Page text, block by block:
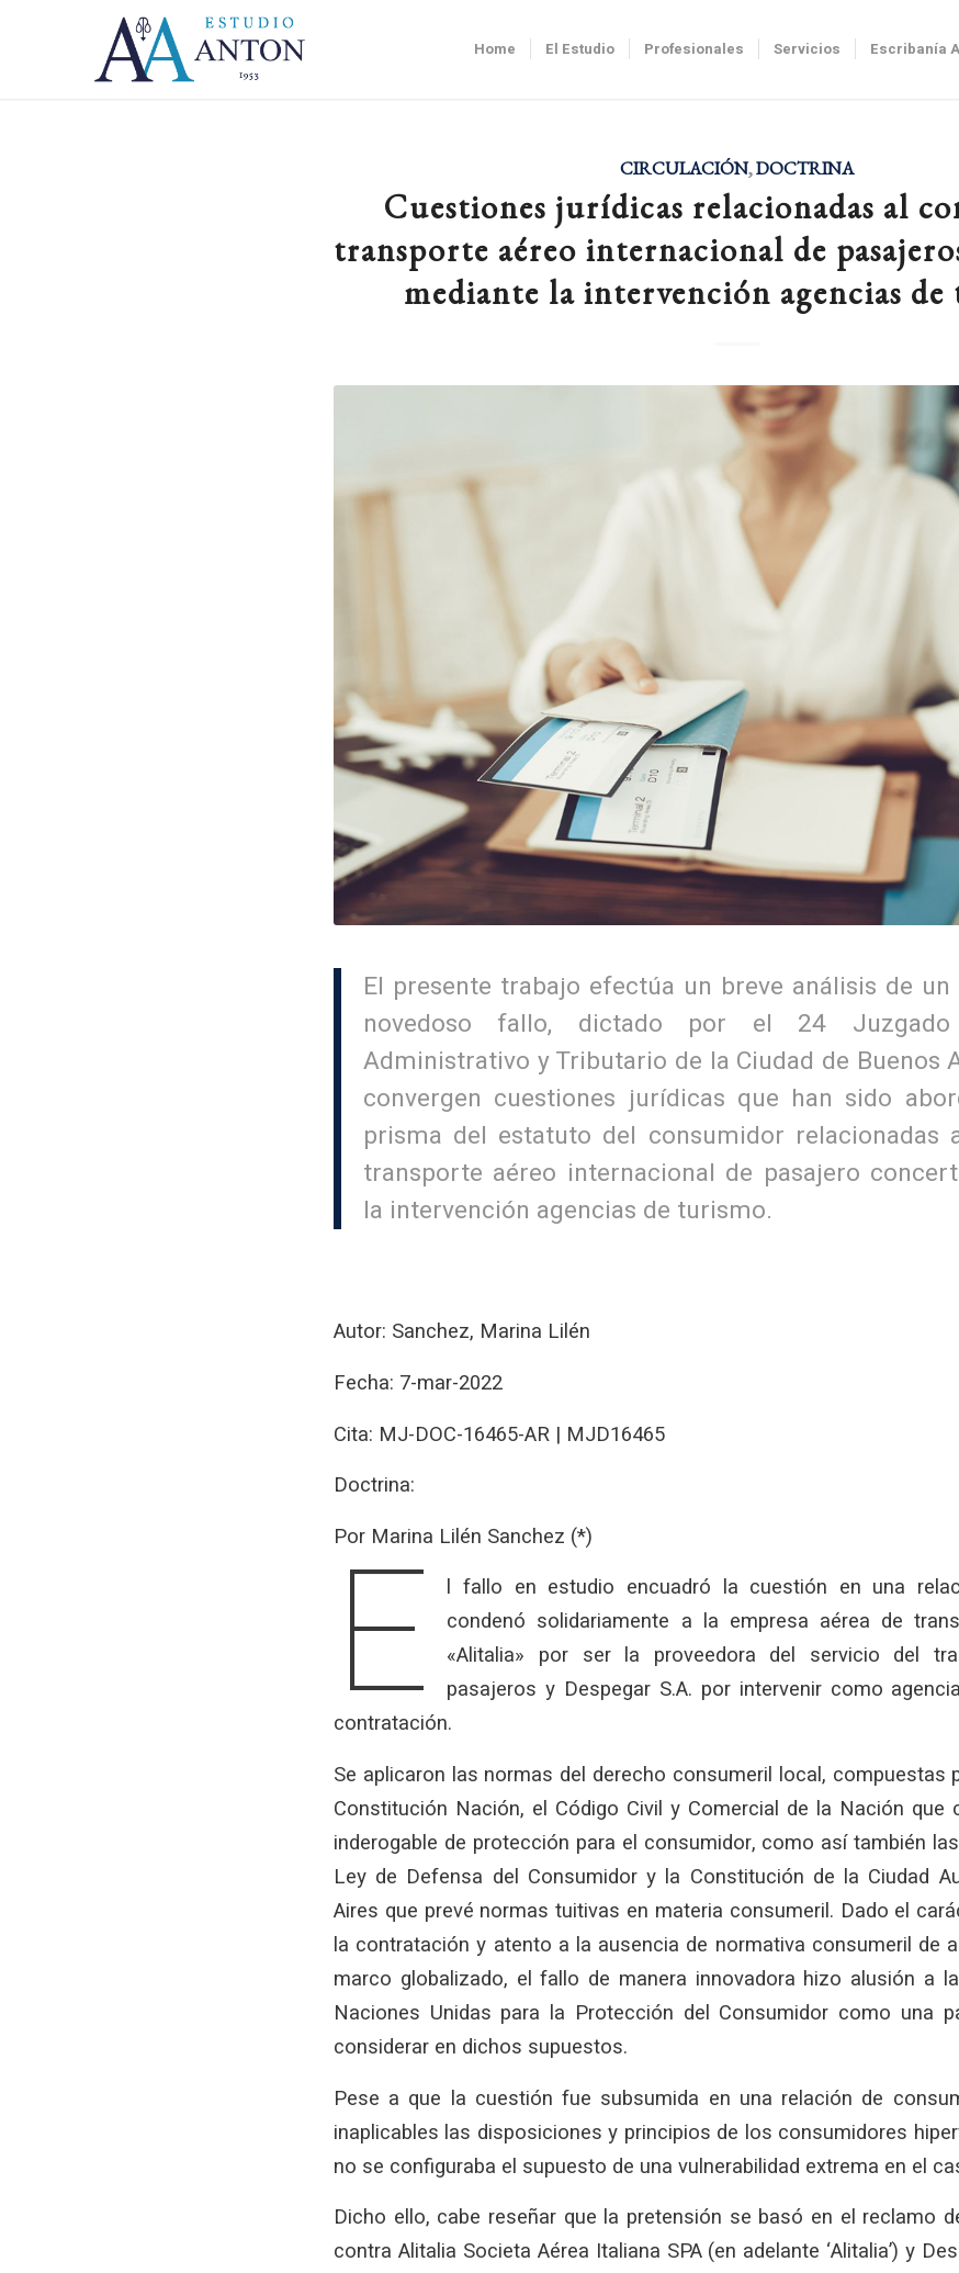
Home El Estudio Profesionales Servicios Escribanía
CIRCULACIÓN,DOCTRINA
Cuestiones jurídicas relacionadas al
transporte aéreo internacional de
mediante la intervención agencias
El presente trabajo efectúa un breve análisis de
novedoso fallo, dictado por el 24 Juzgado
Administrativo y Tributario de la Ciudad de Buenos
convergen cuestiones jurídicas que han sido
prisma del estatuto del consumidor relacionadas
transporte aéreo internacional de pasajero
la intervención agencias de turismo.
Autor: Sanchez, Marina Lilén
Fecha: 7-mar-2022
Cita: MJ-DOC-16465-AR | MJD16465
Doctrina:
Por Marina Lilén Sanchez (*)
E
l fallo en estudio encuadró la cuestión en una
condenó solidariamente a la empresa aérea de
«Alitalia» por ser la proveedora del servicio del
pasajeros y Despegar S.A. por intervenir como
contratación.
Se aplicaron las normas del derecho consumeril local, compuestas
Constitución Nación, el Código Civil y Comercial de la Nación que
inderogable de protección para el consumidor, como así también
Ley de Defensa del Consumidor y la Constitución de la Ciudad
Aires que prevé normas tuitivas en materia consumeril. Dado el
la contratación y atento a la ausencia de normativa consumeril de
marco globalizado, el fallo de manera innovadora hizo alusión a
Naciones Unidas para la Protección del Consumidor como una
considerar en dichos supuestos.
Pese a que la cuestión fue subsumida en una relación de
inaplicables las disposiciones y principios de los consumidores
no se configuraba el supuesto de una vulnerabilidad extrema en el
Dicho ello, cabe reseñar que la pretensión se basó en el reclamo
contra Alitalia Societa Aérea Italiana SPA (en adelante ‘Alitalia’) y